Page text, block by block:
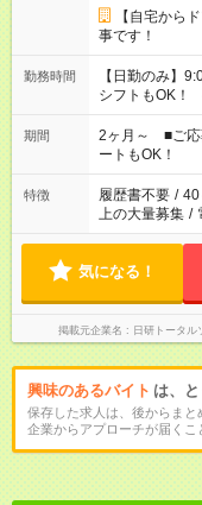
【自宅から
事です！
勤務時間
【日勤のみ】9:00～
シフトもOK
「家族とお休
たい」 「でき
えてくださいね。 ※Wワーク希望の方へ 今ご覧のお仕事
する勤務時間
間を超える場
期間
2ヶ月～ ■ご応
ートもOK！
特徴 履歴書不要 / 40
上の大量募集 /
気になる！
掲載元企業名 日研トータ
興味のあるバイト は、
保存した求人は、後からまと
企業からアプローチが届くこ